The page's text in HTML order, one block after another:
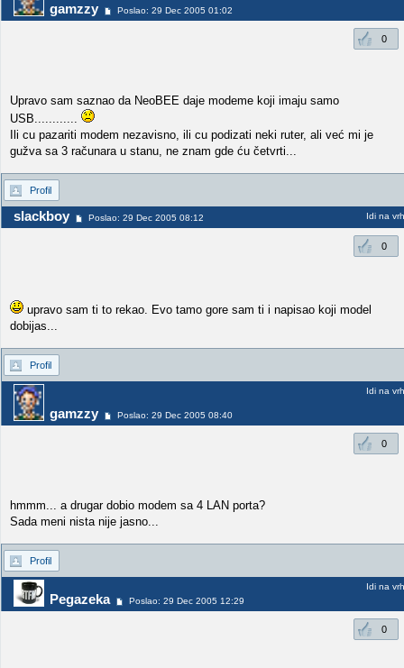
gamzzy Poslao: 29 Dec 2005 01:02
0
Upravo sam saznao da NeoBEE daje modeme koji imaju samo
USB............
Ili cu pazariti modem nezavisno, ili cu podizati neki ruter, ali već mi je
gužva sa 3 računara u stanu, ne znam gde ću četvrti...
Profil
slackboy Poslao: 29 Dec 2005 08:12 Idi na vrh
0
upravo sam ti to rekao. Evo tamo gore sam ti i napisao koji model
dobijas...
Profil
gamzzy Poslao: 29 Dec 2005 08:40
Idi na vrh
0
hmmm... a drugar dobio modem sa 4 LAN porta?
Sada meni nista nije jasno...
Profil
Pegazeka Poslao: 29 Dec 2005 12:29
Idi na vrh
0